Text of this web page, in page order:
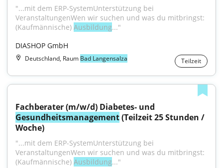
"...mit dem ERP-SystemUnterstützung bei
VeranstaltungenWen wir suchen und was du mitbringst:
(Kaufmännische) Ausbildung..."
DIASHOP GmbH
Deutschland, Raum Bad Langensalza Teilzeit
Gesundheitsmanagement (Teilzeit 25 Stunden /
Woche)
"...mit dem ERP-SystemUnterstützung bei
VeranstaltungenWen wir suchen und was du mitbringst:
(Kaufmännische) Ausbildung..."